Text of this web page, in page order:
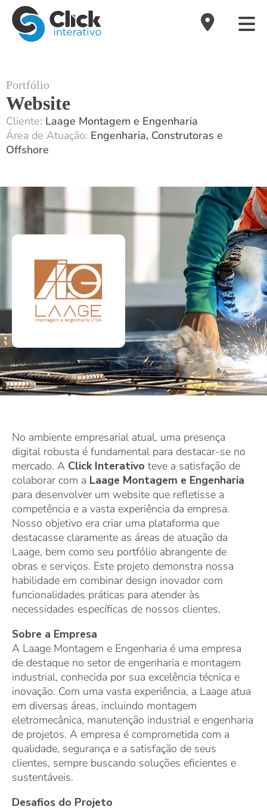
Portfólio
Website
Cliente: Laage Montagem e Engenharia
Área de Atuação: Engenharia, Construtoras e
Offshore
No ambiente empresarial atual, uma presença
digital robusta é fundamental para destacar-se no
mercado. A Click Interativo teve a satisfação de
colaborar com a Laage Montagem e Engenharia
para desenvolver um website que refletisse a
competência e a vasta experiência da empresa.
Nosso objetivo era criar uma plataforma que
destacasse claramente as áreas de atuação da
Laage, bem como seu portfólio abrangente de
obras e serviços. Este projeto demonstra nossa
habilidade em combinar design inovador com
funcionalidades práticas para atender às
necessidades específicas de nossos clientes.
Sobre a Empresa
A Laage Montagem e Engenharia é uma empresa
de destaque no setor de engenharia e montagem
industrial, conhecida por sua excelência técnica e
inovação. Com uma vasta experiência, a Laage atua
em diversas áreas, incluindo montagem
eletromecânica, manutenção industrial e engenharia
de projetos. A empresa é comprometida com a
qualidade, segurança e a satisfação de seus
clientes, sempre buscando soluções eficientes e
sustentáveis.
Desafios do Projeto